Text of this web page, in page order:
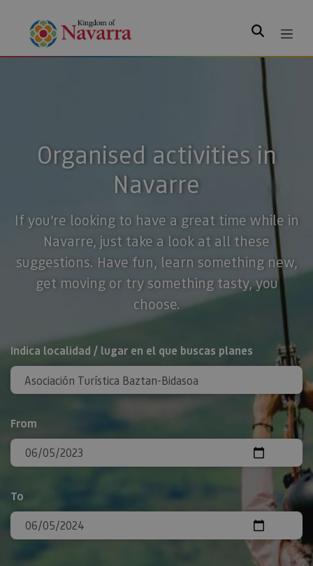
Search
Organised activities in
Navarre
If you’re looking to have a great time while in
Navarre, just take a look at all these
suggestions. Have fun, learn something new,
get moving or try something tasty, you
choose.
Search
Indica localidad / lugar en el que buscas planes
From
To